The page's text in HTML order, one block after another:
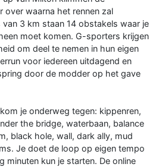
over waarna het rennen zal
3 km staan 14 obstakels waar je
moet komen. G-sporters krijgen
om deel te nemen in hun eigen
voor iedereen uitdagend en
door de modder op het gave
je onderweg tegen: kippenren,
the bridge, waterbaan, balance
black hole, wall, dark ally, mud
Je doet de loop op eigen tempo
minuten kun je starten. De online